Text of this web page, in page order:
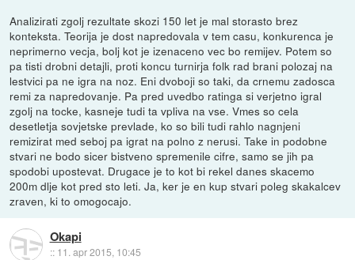
Analizirati zgolj rezultate skozi 150 let je mal storasto brez
konteksta. Teorija je dost napredovala v tem casu, konkurenca je
neprimerno vecja, bolj kot je izenaceno vec bo remijev. Potem so
pa tisti drobni detajli, proti koncu turnirja folk rad brani polozaj na
lestvici pa ne igra na noz. Eni dvoboji so taki, da crnemu zadosca
remi za napredovanje. Pa pred uvedbo ratinga si verjetno igral
zgolj na tocke, kasneje tudi ta vpliva na vse. Vmes so cela
desetletja sovjetske prevlade, ko so bili tudi rahlo nagnjeni
remizirat med seboj pa igrat na polno z nerusi. Take in podobne
stvari ne bodo sicer bistveno spremenile cifre, samo se jih pa
spodobi upostevat. Drugace je to kot bi rekel danes skacemo
200m dlje kot pred sto leti. Ja, ker je en kup stvari poleg skakalcev
zraven, ki to omogocajo.
Okapi
:: 11. apr 2015, 10:45